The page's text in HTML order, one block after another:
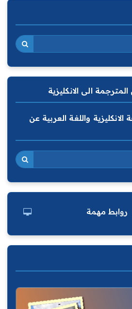
الى الانكليزية
واللغة العربية عن
روابط مهمة